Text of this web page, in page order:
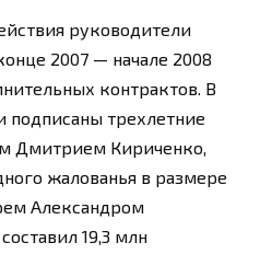
руководители
2007 — начале 2008
контрактов. В
трехлетние
Дмитрием Кириченко,
жалованья в размере
Александром
19,3 млн